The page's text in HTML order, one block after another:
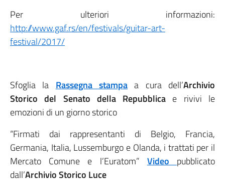
Per ulteriori informazioni:
http://www.gaf.rs/en/festivals/guitar-art-
festival/2017/
Sfoglia la Rassegna stampa a cura dell’Archivio
Storico del Senato della Repubblica e rivivi le
emozioni di un giorno storico
“Firmati dai rappresentanti di Belgio, Francia,
Germania, Italia, Lussemburgo e Olanda, i trattati per il
Mercato Comune e l’Euratom” Video pubblicato
dall’Archivio Storico Luce